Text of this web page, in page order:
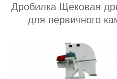
Дробилка Щековая
для первичного
твердых пород